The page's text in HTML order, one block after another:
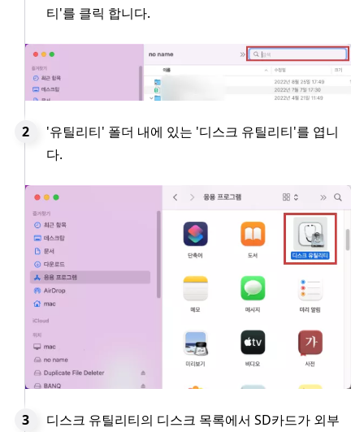
티'를 클릭 합니다.
'유틸리티' 폴더 내에 있는 '디스크 유틸리티'를 엽니
다.
디스크 유틸리티의 디스크 목록에서 SD카드가 외부